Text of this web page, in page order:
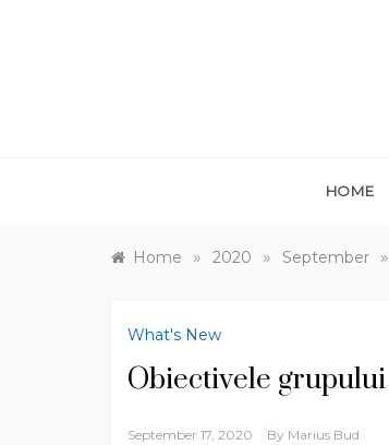
HOME
Home » 2020 » September »
What's New
Obiectivele
September 17, 2020 By Marius Bud